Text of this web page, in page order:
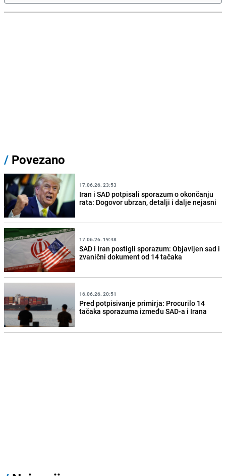
/ Povezano
17.06.26. 23:53
Iran i SAD potpisali sporazum o okončanju
rata: Dogovor ubrzan, detalji i dalje nejasni
17.06.26. 19:48
SAD i Iran postigli sporazum: Objavljen sad i
zvanični dokument od 14 tačaka
16.06.26. 20:51
Pred potpisivanje primirja: Procurilo 14
tačaka sporazuma između SAD-a i Irana